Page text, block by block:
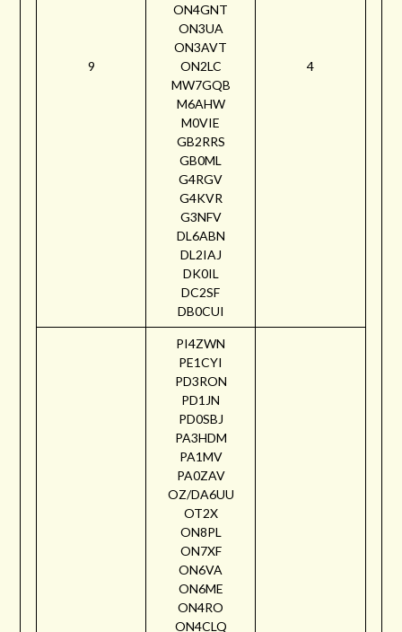
9
ON4GNT
ON3UA
ON3AVT
ON2LC
MW7GQB
M6AHW
M0VIE
GB2RRS
GB0ML
G4RGV
G4KVR
G3NFV
DL6ABN
DL2IAJ
DK0IL
DC2SF
DB0CUI
4
PI4ZWN
PE1CYI
PD3RON
PD1JN
PD0SBJ
PA3HDM
PA1MV
PA0ZAV
OZ/DA6UU
OT2X
ON8PL
ON7XF
ON6VA
ON6ME
ON4RO
ON4CLQ